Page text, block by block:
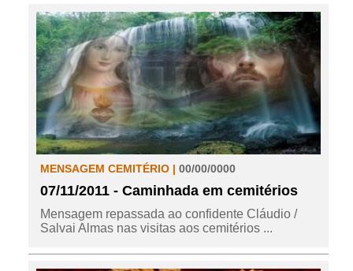
MENSAGEM CEMITÉRIO | 00/00/0000
07/11/2011 - Caminhada em cemitérios
Mensagem repassada ao confidente Cláudio /
Salvai Almas nas visitas aos cemitérios ...